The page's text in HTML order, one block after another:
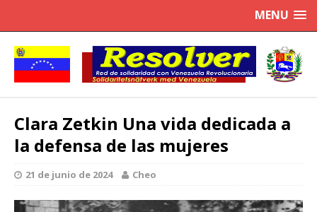
MENU
Clara Zetkin Una vida dedicada a
la defensa de las mujeres
21 de junio de 2024 Cheo